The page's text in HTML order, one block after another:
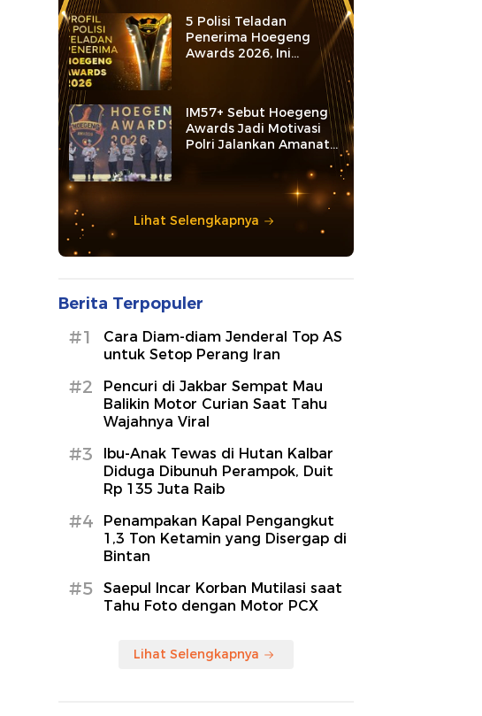
5 Polisi Teladan
Penerima Hoegeng
Awards 2026, Ini
Kategori dan Kiprahnya
IM57+ Sebut Hoegeng
Awards Jadi Motivasi
Polri Jalankan Amanat
Lihat Selengkapnya
Berita Terpopuler
#1
Cara Diam-diam Jenderal Top AS
untuk Setop Perang Iran
#2
Pencuri di Jakbar Sempat Mau
Balikin Motor Curian Saat Tahu
Wajahnya Viral
#3
Ibu-Anak Tewas di Hutan Kalbar
Diduga Dibunuh Perampok, Duit
Rp 135 Juta Raib
#4
Penampakan Kapal Pengangkut
1,3 Ton Ketamin yang Disergap di
Bintan
#5
Saepul Incar Korban Mutilasi saat
Tahu Foto dengan Motor PCX
Lihat Selengkapnya